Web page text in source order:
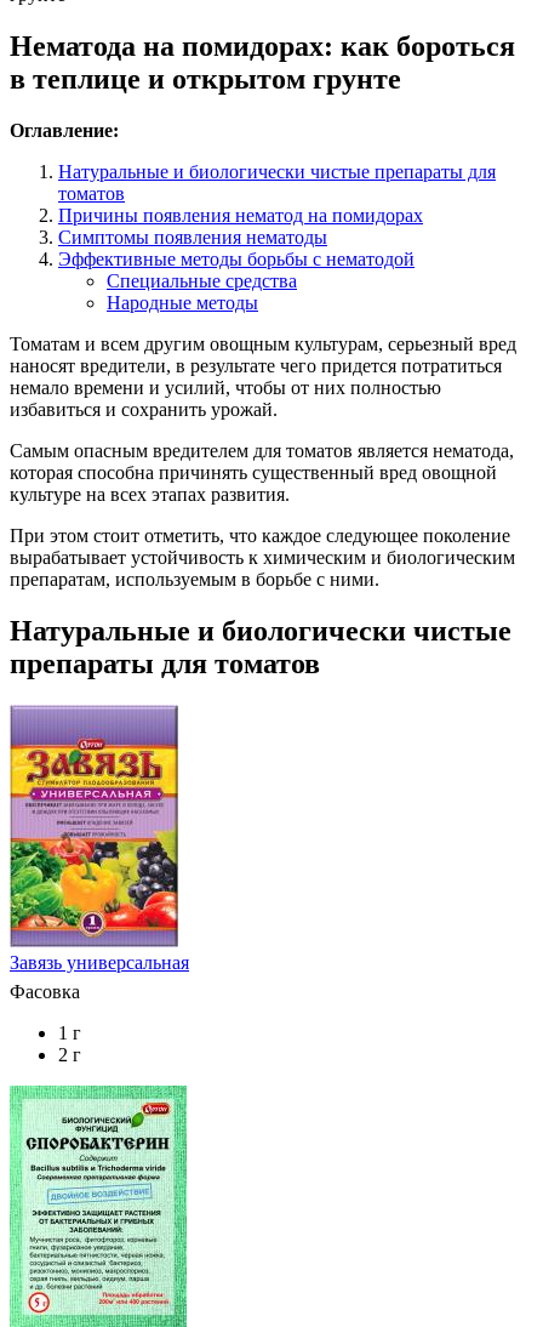
Нематода на помидорах: как бороться
в теплице и открытом грунте
Оглавление:
Натуральные и биологически чистые препараты для
томатов
Причины появления нематод на помидорах
Симптомы появления нематоды
Эффективные методы борьбы с нематодой
Специальные средства
Народные методы
Томатам и всем другим овощным культурам, серьезный вред
наносят вредители, в результате чего придется потратиться
немало времени и усилий, чтобы от них полностью
избавиться и сохранить урожай.
Самым опасным вредителем для томатов является нематода,
которая способна причинять существенный вред овощной
культуре на всех этапах развития.
При этом стоит отметить, что каждое следующее поколение
вырабатывает устойчивость к химическим и биологическим
препаратам, используемым в борьбе с ними.
Натуральные и биологически чистые
препараты для томатов
Завязь универсальная
Фасовка
1 г
2 г